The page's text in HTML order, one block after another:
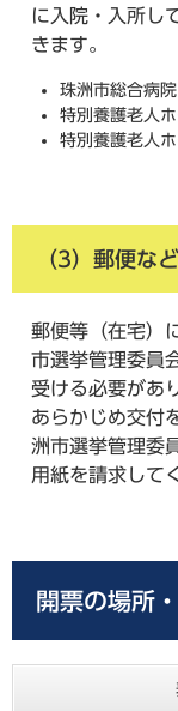
に入院・入所し
きます。
珠洲市総合病院
特別養護老人
特別養護老人
（3）郵便な
郵便等（在宅）
市選挙管理委員
受ける必要があ
あらかじめ交付
洲市選挙管理委
用紙を請求して
開票の場所